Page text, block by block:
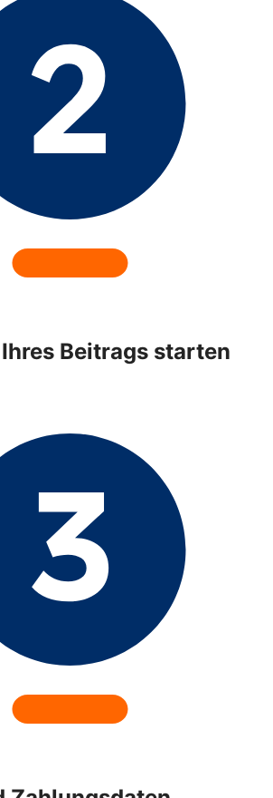
Beitrags starten